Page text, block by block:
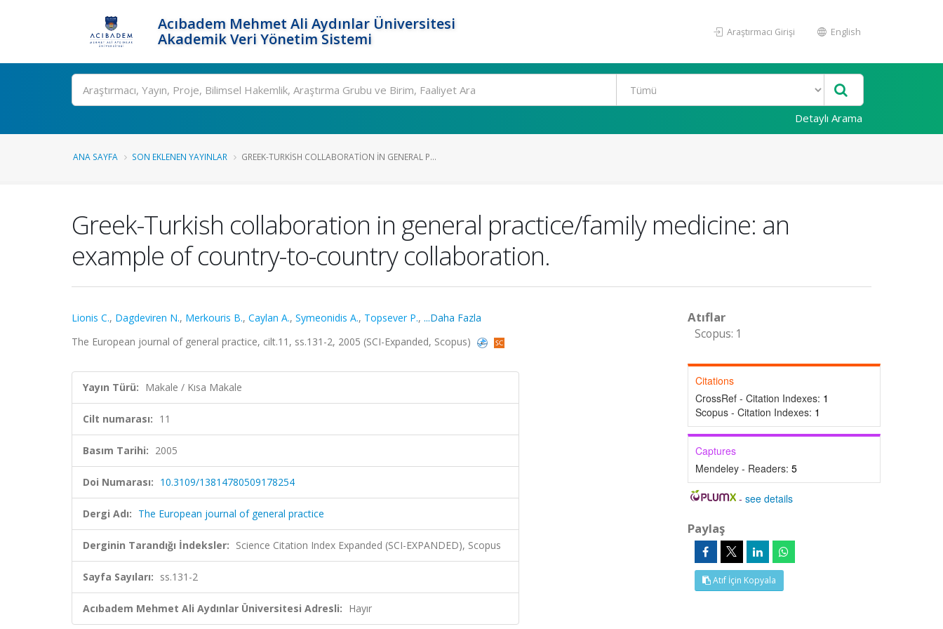
Acıbadem Mehmet Ali Aydınlar Üniversitesi
Akademik Veri Yönetim Sistemi
Araştırmacı Girişi English
Ara
Detaylı Arama
ANA SAYFA SON EKLENEN YAYINLAR GREEK-TURKISH COLLABORATION IN GENERAL P...
Greek-Turkish collaboration in general practice/family medicine: an
example of country-to-country collaboration.
Lionis C., Dagdeviren N., Merkouris B., Caylan A., Symeonidis A., Topsever P., ...Daha Fazla
The European journal of general practice, cilt.11, ss.131-2, 2005 (SCI-Expanded, Scopus)
Yayın Türü: Makale / Kısa Makale
Cilt numarası: 11
Basım Tarihi: 2005
Doi Numarası: 10.3109/13814780509178254
Dergi Adı: The European journal of general practice
Derginin Tarandığı İndeksler: Science Citation Index Expanded (SCI-EXPANDED), Scopus
Sayfa Sayıları: ss.131-2
Acıbadem Mehmet Ali Aydınlar Üniversitesi Adresli: Hayır
Atıflar
Scopus: 1
Citations
CrossRef - Citation Indexes: 1
Scopus - Citation Indexes: 1
Captures
Mendeley - Readers: 5
-see details
Paylaş
Atıf İçin Kopyala